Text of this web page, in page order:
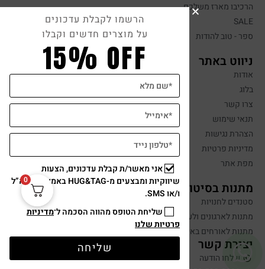
הרכיבו מארז משלכם
SALE
ספר - טוב להודות
ניווט באתר
אודות
בלוג
צרו קשר
תנאי שימוש
הצהרת נגישות
מדיניות פרטיות
מפת אתר
מתנות בסיטונאות
סטנדים לחנויות
מתנות לארגונים ולעובדים
מתנות לאורחים באירועים
יצירת קשר
שלחו הודעה
0
הרשמו לקבלת עדכונים
על מוצרים חדשים וקבלו
15% OFF
אני מאשר/ת קבלת עדכונים, הצעות
שיווקיות ומבצעים מ-HUG&TAG באמצעות דוא”ל
ו/או SMS.
שליחת הטופס מהווה הסכמה ל־מדיניות
פרטיות שלנו
שליחה